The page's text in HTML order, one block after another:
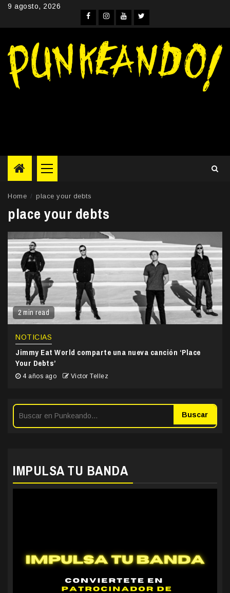
Skip9 agosto, 2026
Facebook
Instagram
YouTube
Twitter
Primary
Menu
Home place your debts
place your debts
2 min read
NOTICIAS
Jimmy Eat World comparte una nueva canción ‘Place
Your Debts’
4 años ago Victor Tellez
Buscar
IMPULSA TU BANDA